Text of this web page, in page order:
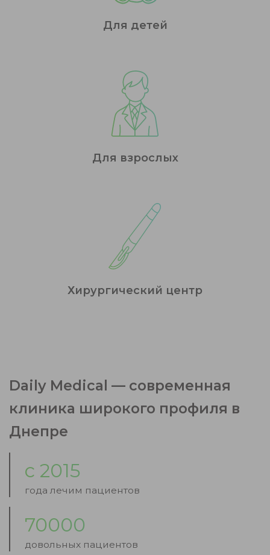
Для детей
Для взрослых
Хирургический центр
Daily Medical — современная
клиника широкого профиля в
Днепре
c 2015
года лечим пациентов
70000
довольных пациентов